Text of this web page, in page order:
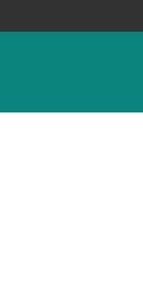
gynnwy